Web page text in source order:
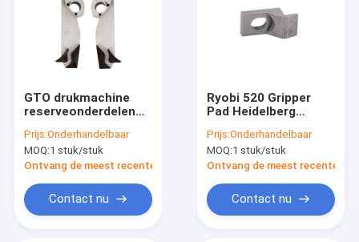
VR-show
Ongeveer ons
Contacteer ons
Nieuws
Verzoek om een Citaat
GTO drukmachine
reserveonderdelen
dialer links en rechts
Prijs:Onderhandelbaar
MOQ:1 stuk/stuk
Ontvang de meest recente Prijs
Contact nu
Ryobi 520 Gripper
Pad Heidelberg
onderdelen
Prijs:Onderhandelbaar
MOQ:1 stuk/stuk
Ontvang de meest recente
Contact nu